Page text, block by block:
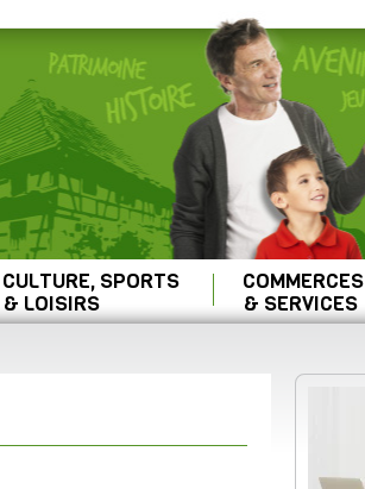
CULTURE, SPORTS
& LOISIRS
COMMERCES
& SERVICES